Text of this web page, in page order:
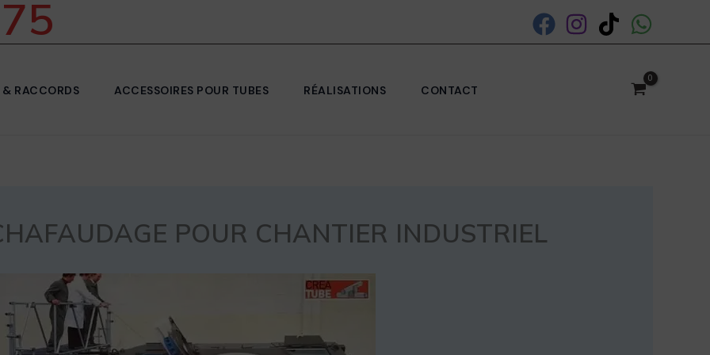
& RACCORDS ACCESSOIRES POUR TUBES RÉALISATIONS CONTACT
POUR CHANTIER INDUSTRIEL